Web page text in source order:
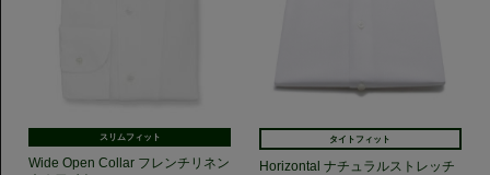
スリムフィット
Wide Open Collar フレンチリネン
タイトフィット
Horizontal ナチュラルストレッチ